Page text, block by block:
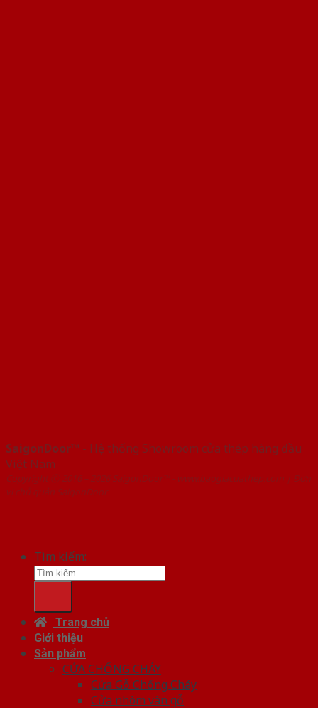
SaigonDoor™ - Hệ thống Showroom cửa thép hàng đầu
Việt Nam
Copyright ⓒ 2016 – 2026 SaigonDoor™ - www.baogiacuathep.com | Đơn
vị chủ quản SaigonDoor
Tìm kiếm:
Trang chủ
Giới thiệu
Sản phẩm
CỬA CHỐNG CHÁY
Cửa Gỗ Chống Cháy
Cửa nhôm vân gỗ